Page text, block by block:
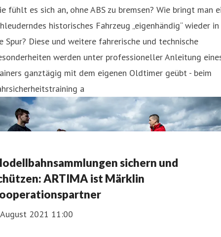
fühlt es sich an, ohne ABS zu bremsen? Wie bringt man
historisches Fahrzeug „eigenhändig“ wieder in
Spur? Diese und weitere fahrerische und technische
werden unter professioneller Anleitung
ganztägig mit dem eigenen Oldtimer geübt - beim
a
sichern und
ARTIMA ist Märklin
2021 11:00